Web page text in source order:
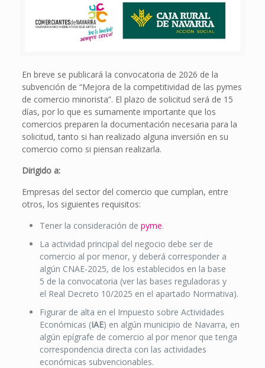
En breve se publicará la convocatoria de 2026 de la
subvención de “Mejora de la competitividad de las pymes
de comercio minorista”. El plazo de solicitud será de 15
días, por lo que es sumamente importante que los
comercios preparen la documentación necesaria para la
solicitud, tanto si han realizado alguna inversión en su
comercio como si piensan realizarla.
Dirigido a:
Empresas del sector del comercio que cumplan, entre
otros, los siguientes requisitos:
Tener la consideración depyme.
La actividad principal del negocio debe ser de
comercio al por menor, y deberá corresponder a
algún CNAE-2025, de los establecidos en la base
5 de la convocatoria (ver las bases reguladoras y
el Real Decreto 10/2025 en el apartado Normativa).
Figurar de alta en el Impuesto sobre Actividades
Económicas (IAE) en algún municipio de Navarra, en
algún epígrafe de comercio al por menor que tenga
correspondencia directa con las actividades
económicas subvencionables.